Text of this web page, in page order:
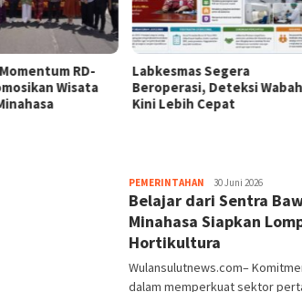
Segera
Deteksi Wabah
Lebih Cepat
PEMERINTAHAN 30 Juni 2026
Belajar dari Sentra
Minahasa Siapkan
Hortikultura
Wulansulutnews.com–
dalam memperkuat sektor